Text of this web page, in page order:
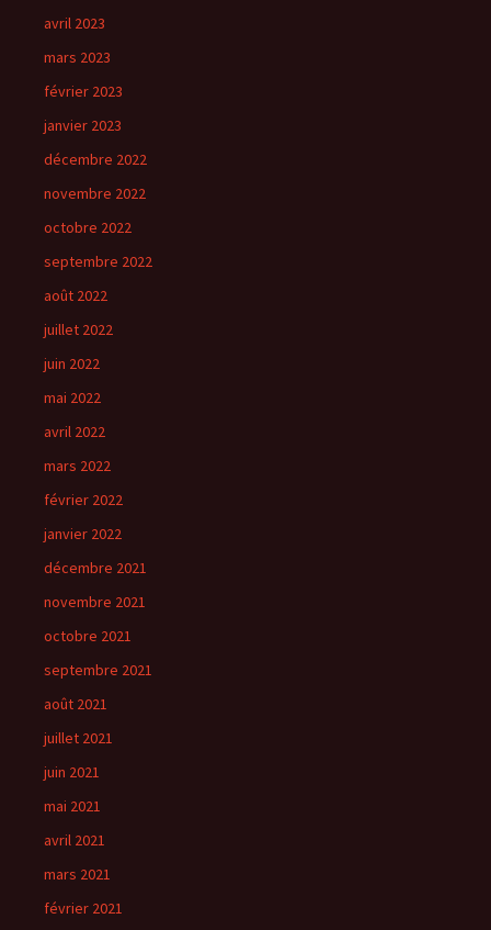
avril 2023
mars 2023
février 2023
janvier 2023
décembre 2022
novembre 2022
octobre 2022
septembre 2022
août 2022
juillet 2022
juin 2022
mai 2022
avril 2022
mars 2022
février 2022
janvier 2022
décembre 2021
novembre 2021
octobre 2021
septembre 2021
août 2021
juillet 2021
juin 2021
mai 2021
avril 2021
mars 2021
février 2021